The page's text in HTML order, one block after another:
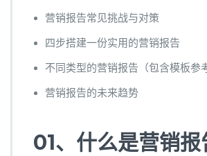
高
效
告
营销报告常见挑战与对策
四步搭建一份实用的营销报告
不同类型的营销报告（包含模板参
营销报告的未来趋势
01、什么是营销报